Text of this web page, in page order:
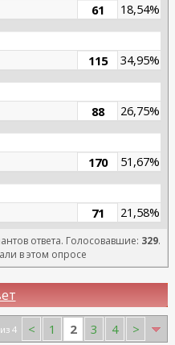
61
18,54%
115
34,95%
88
26,75%
170
51,67%
71
21,58%
ответа. Голосовавшие: 329.
в этом опросе
4 < 1 2 3 4 >